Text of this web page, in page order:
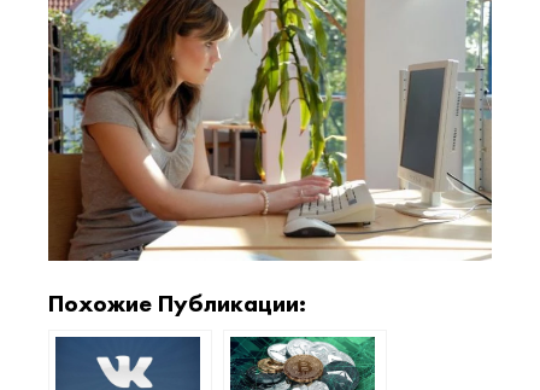
Похожие Публикации: